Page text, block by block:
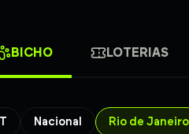
BICHO LOTERIAS
Nacional Rio de Janeiro